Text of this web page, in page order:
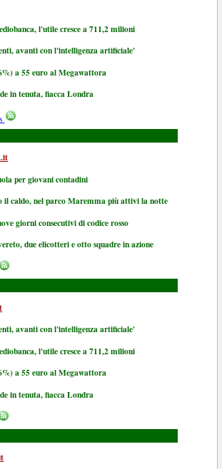
l'utile cresce a 711,2 milioni
avanti con l'intelligenza artificiale'
a 55 euro al Megawattora
in tenuta, fiacca Londra
per giovani contadini
il caldo, nel parco Maremma più attivi la notte
giorni consecutivi di codice rosso
due elicotteri e otto squadre in azione
avanti con l'intelligenza artificiale'
l'utile cresce a 711,2 milioni
a 55 euro al Megawattora
in tenuta, fiacca Londra